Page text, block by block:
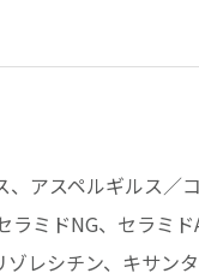
アスペルギルス／
ミドNG、セラミ
レシチン、キサン